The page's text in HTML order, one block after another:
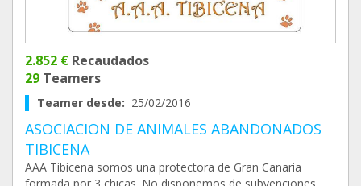
2.852 € Recaudados
29 Teamers
Teamer desde: 25/02/2016
ASOCIACION DE ANIMALES ABANDONADOS
TIBICENA
AAA Tibicena somos una protectora de Gran Canaria